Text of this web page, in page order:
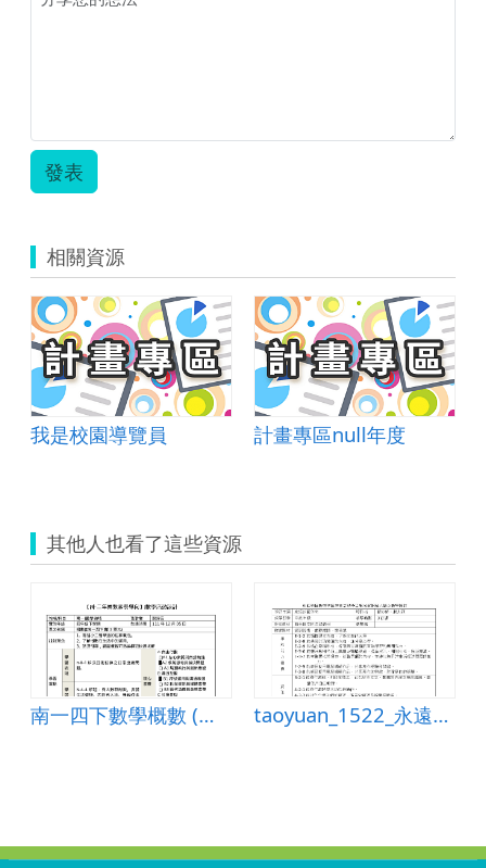
發表
相關資源
我是校園導覽員 計畫專區null年度
其他人也看了這些資源
南一四下數學概數 (南一四下 第3單元)教案 taoyuan_1522_永遠的譚爸爸教案設計